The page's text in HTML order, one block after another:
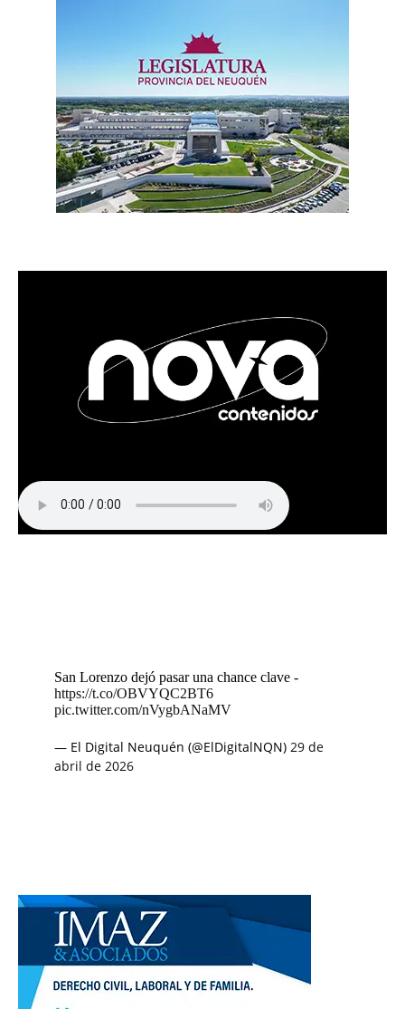
San Lorenzo dejó pasar una chance clave -
https://t.co/OBVYQC2BT6
pic.twitter.com/nVygbANaMV
— El Digital Neuquén (@ElDigitalNQN) 29 de
abril de 2026